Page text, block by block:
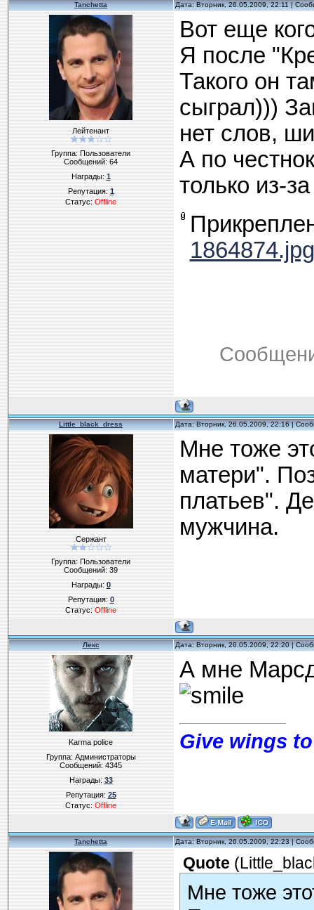
Tanchetta Дата: Вторник, 26.05.2009, 22:11 |
Лейтенант
Группа: Пользователи
Сообщений:64
Награды:1
Репутация:1
Статус:Offline
Вот еще
Я после
Такого он
сыграл)))
нет слов,
А по
только из-
1864874.jpg
Little_black_dress Дата: Вторник, 26.05.2009, 22:16 |
Сержант
Группа: Пользователи
Сообщений:39
Награды:0
Репутация:0
Статус:Offline
Мне тоже
матери".
платьев".
мужчина.
Лекс Дата: Вторник, 26.05.2009, 22:20 |
Karma police
Группа: Администраторы
Сообщений:4345
Награды:33
Репутация:25
Статус:Offline
А мне
Give wings
Tanchetta Дата: Вторник, 26.05.2009, 22:23 |
Quote (
Мне тоже